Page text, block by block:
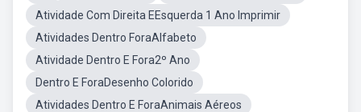
Atividade Com Direita EEsquerda 1 Ano Imprimir
Atividades Dentro ForaAlfabeto
Atividade Dentro E Fora2º Ano
Dentro E ForaDesenho Colorido
Atividades Dentro E ForaAnimais Aéreos